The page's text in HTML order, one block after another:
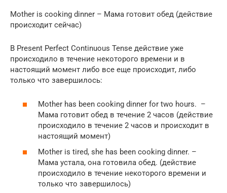
Mother is cooking dinner – Мама готовит обед (действие
происходит сейчас)
В Present Perfect Continuous Tense действие уже
происходило в течение некоторого времени и в
настоящий момент либо все еще происходит, либо
только что завершилось:
Mother has been cooking dinner for two hours. –
Мама готовит обед в течение 2 часов (действие
происходило в течение 2 часов и происходит в
настоящий момент)
Mother is tired, she has been cooking dinner. –
Мама устала, она готовила обед. (действие
происходило в течение некоторого времени и
только что завершилось)